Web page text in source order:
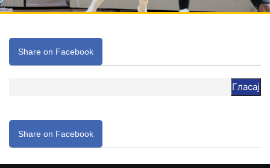
Share on Facebook
Гласај
Share on Facebook